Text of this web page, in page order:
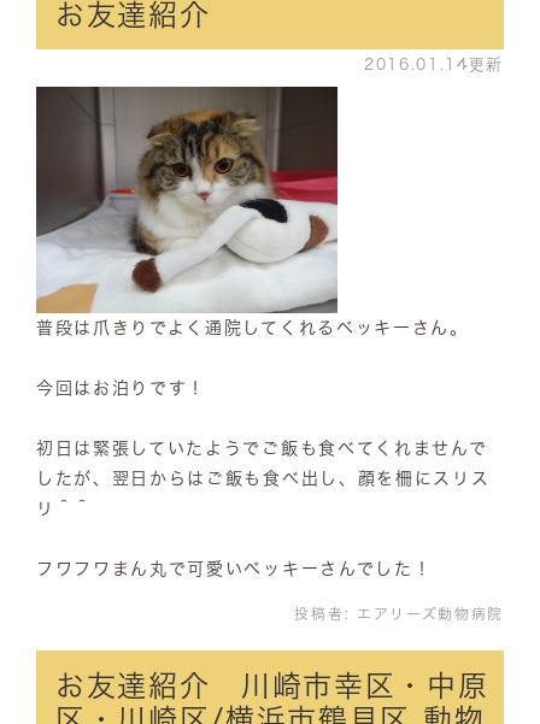
お友達紹介
2016.01.14更新
普段は爪きりでよく通院してくれるベッキーさん。
今回はお泊りです！
初日は緊張していたようでご飯も食べてくれませんで
したが、翌日からはご飯も食べ出し、顔を柵にスリス
リ＾＾
フワフワまん丸で可愛いベッキーさんでした！
投稿者: エアリーズ動物病院
お友達紹介 川崎市幸区・中原